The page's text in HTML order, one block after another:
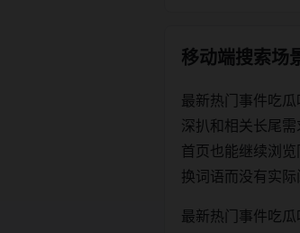
移动端搜索场
最新热门事件吃
深扒和相关长尾
首页也能继续浏
换词语而没有实际
最新热门事件吃